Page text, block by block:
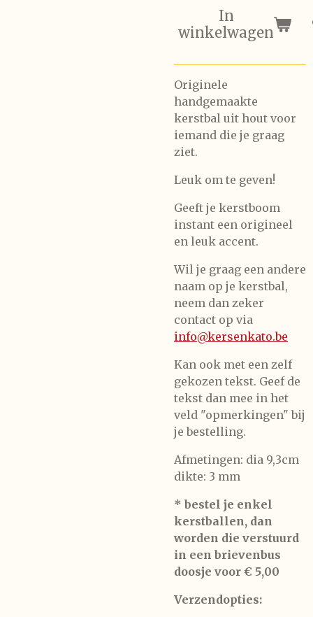
In
winkelwagen
Originele
handgemaakte
kerstbal uit hout voor
iemand die je graag
ziet.
Leuk om te geven!
Geeft je kerstboom
instant een origineel
en leuk accent.
Wil je graag een andere
naam op je kerstbal,
neem dan zeker
contact op via
info@kersenkato.be
Kan ook met een zelf
gekozen tekst. Geef de
tekst dan mee in het
veld "opmerkingen" bij
je bestelling.
Afmetingen: dia 9,3cm
dikte: 3 mm
* bestel je enkel
kerstballen, dan
worden die verstuurd
in een brievenbus
doosje voor € 5,00
Verzendopties: